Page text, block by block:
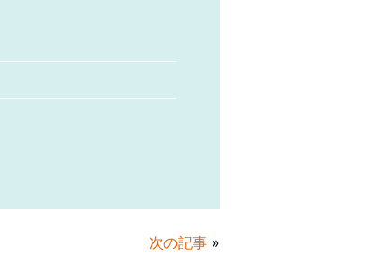
次の記事 »